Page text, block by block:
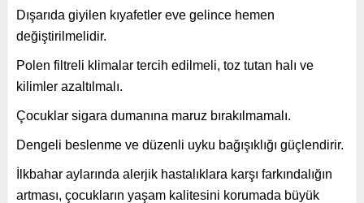
Dışarıda giyilen kıyafetler eve gelince hemen
değiştirilmelidir.
Polen filtreli klimalar tercih edilmeli, toz tutan halı ve
kilimler azaltılmalı.
Çocuklar sigara dumanına maruz bırakılmamalı.
Dengeli beslenme ve düzenli uyku bağışıklığı güçlendirir.
İlkbahar aylarında alerjik hastalıklara karşı farkındalığın
artması, çocukların yaşam kalitesini korumada büyük